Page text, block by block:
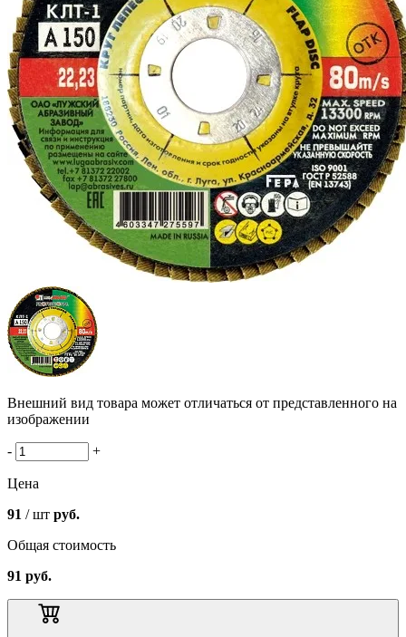
Внешний вид товара может отличаться от представленного на
изображении
- +
Цена
91 / шт руб.
Общая стоимость
91 руб.